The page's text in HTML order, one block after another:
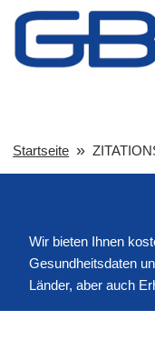
Startseite
Wir bieten Ihnen
Gesundheitsdaten
Länder, aber auch